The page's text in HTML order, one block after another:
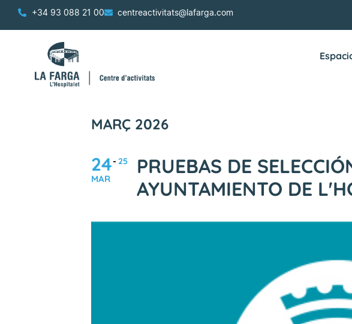
+34 93 088 21 00 centreactivitats@lafarga.com
MARÇ 2026
24
MAR
25
PRUEBAS DE
AYUNTAMIENTO DE